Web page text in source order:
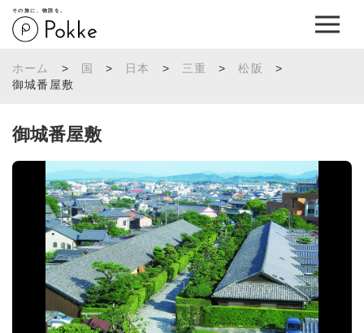
その旅に、物語を。
ホーム > 国 > 日本 > 三重 > 松阪
>
御城番屋敷
御城番屋敷